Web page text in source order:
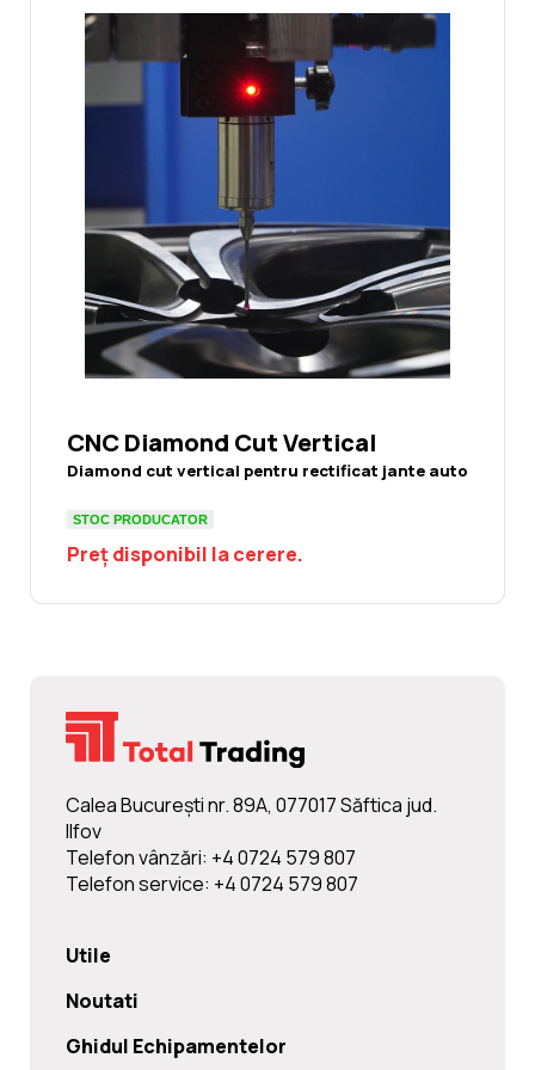
Noutati
Ghidul Echipamentelor
CNC Diamond Cut Vertical
Diamond cut vertical pentru rectificat jante auto
STOC PRODUCATOR
Preț disponibil la cerere.
Calea Bucureşti nr. 89A, 077017 Săftica jud.
Ilfov
Telefon vânzări: +4 0724 579 807
Telefon service: +4 0724 579 807
Utile
Noutati
Ghidul Echipamentelor